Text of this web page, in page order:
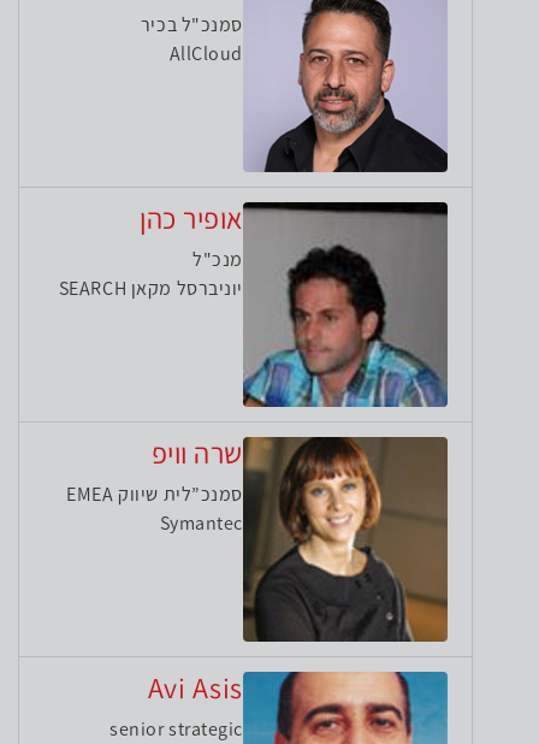
סמנכ"ל בכיר
AllCloud
אופיר כהן
מנכ"ל
יוניברסל מקאן SEARCH
שרה וויפ
סמנכ”לית שיווק EMEA
Symantec
Avi Asis
senior strategic